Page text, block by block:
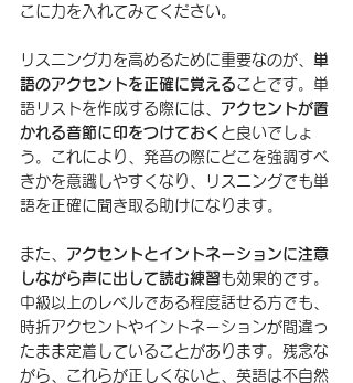
こに力を入れてみてください。
リスニング力を高めるために重要なのが、 単
語のアクセントを正確に覚えることです。単
語リストを作成する際には、 アクセントが置
かれる音節に印をつけておく と良いでしょ
う。これにより、発音の際にどこを強調すべ
きかを意識しやすくなり、リスニングでも単
語を正確に聞き取る助けになります。
また、 アクセントとイントネーションに注意
しながら声に出して読む練習も効果的です。
中級以上のレベルである程度話せる方でも、
時折アクセントやイントネーションが間違っ
たまま定着していることがあります。残念な
がら、これらが正しくないと、英語は不自然